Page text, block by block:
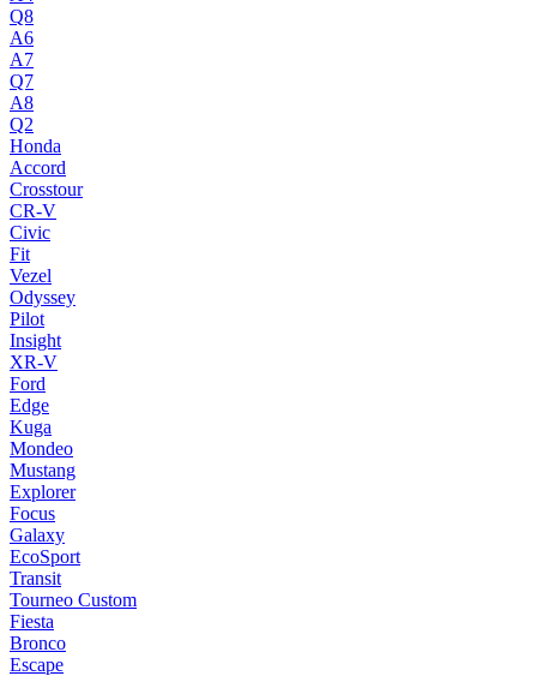
Q8
A6
A7
Q7
A8
Q2
Honda
Accord
Crosstour
CR-V
Civic
Fit
Vezel
Odyssey
Pilot
Insight
XR-V
Ford
Edge
Kuga
Mondeo
Mustang
Explorer
Focus
Galaxy
EcoSport
Transit
Tourneo Custom
Fiesta
Bronco
Escape